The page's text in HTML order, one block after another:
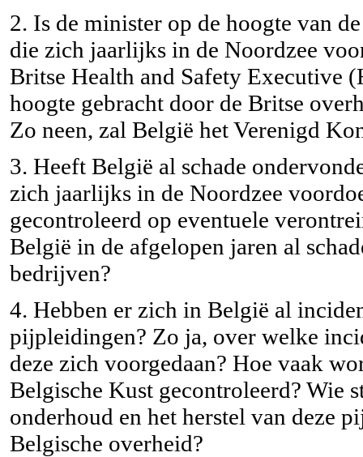
2. Is de minister op de hoogte van
die zich jaarlijks in de Noordzee
Britse Health and Safety Executive
hoogte gebracht door de Britse
Zo neen, zal België het Verenigd
3. Heeft België al schade
zich jaarlijks in de Noordzee
gecontroleerd op eventuele
België in de afgelopen jaren al
bedrijven?
4. Hebben er zich in België al
pijpleidingen? Zo ja, over welke
deze zich voorgedaan? Hoe vaak
Belgische Kust gecontroleerd? Wie
onderhoud en het herstel van deze
Belgische overheid?